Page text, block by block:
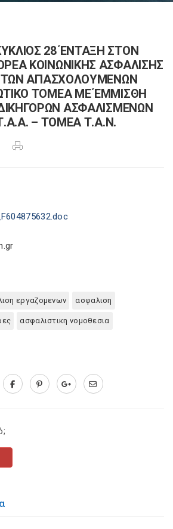
28 ΈΝΤΑΞΗ ΣΤΟΝ
ΚΟΙΝΩΝΙΚΗΣ ΑΣΦΑΛΙΣΗΣ
ΤΩΝ ΑΠΑΣΧΟΛΟΥΜΕΝΩΝ
ΤΟΜΕΑ ΜΕ ΈΜΜΙΣΘΗ
ΑΣΦΑΛΙΣΜΕΝΩΝ
– ΤΟΜΕΑ Τ.Α.Ν.
εργαζομενων ασφαλιση
ασφαλιστικη νομοθεσια